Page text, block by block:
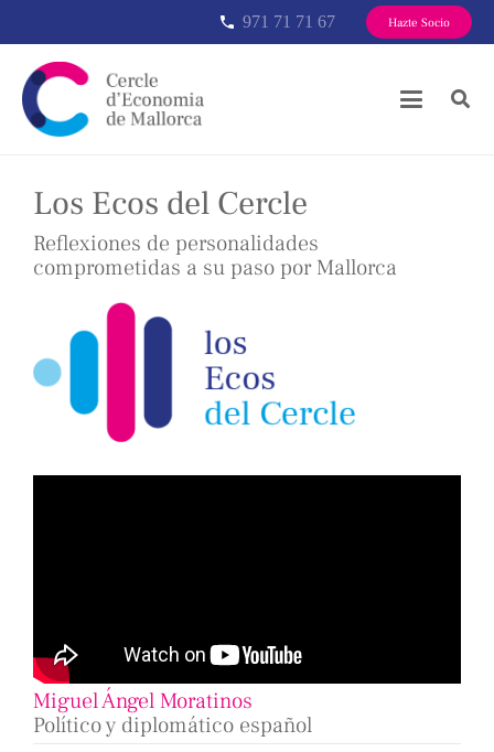
phone 971 71 71 67 Hazte Socio
Los Ecos del Cercle
Reflexiones de personalidades
comprometidas a su paso por Mallorca
Miguel Ángel Moratinos
Político y diplomático español